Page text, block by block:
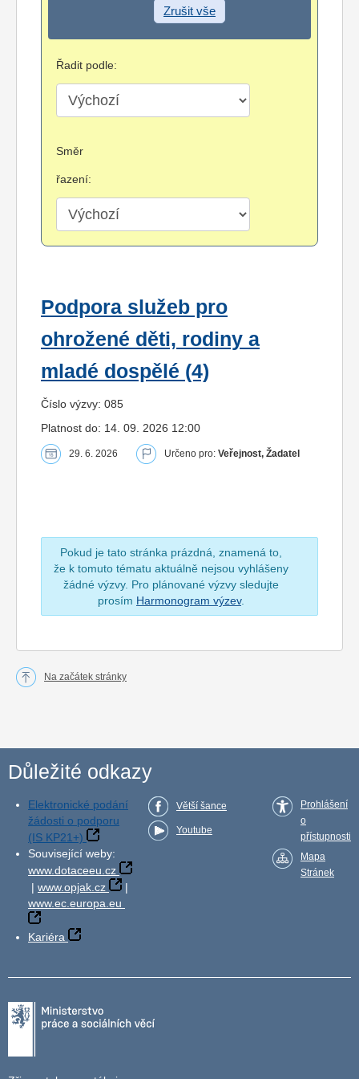
Zrušit vše
Řadit podle:
Směr
řazení:
Podpora služeb pro
ohrožené děti, rodiny a
mladé dospělé (4)
Číslo výzvy: 085
Platnost do: 14. 09. 2026 12:00
29. 6. 2026 Určeno pro: Veřejnost, Žadatel
Pokud je tato stránka prázdná, znamená to,
že k tomuto tématu aktuálně nejsou vyhlášeny
žádné výzvy. Pro plánované výzvy sledujte
prosím Harmonogram výzev.
Na začátek stránky
Důležité odkazy
Elektronické podání
žádosti o podporu
(IS KP21+)
Související weby:
www.dotaceeu.cz
| www.opjak.cz
|
www.ec.europa.eu
Kariéra
Větší šance
Youtube
Prohlášení
o
přístupnosti
Mapa
Stránek